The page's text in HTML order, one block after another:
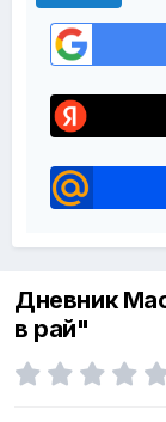
Дневник
в рай"